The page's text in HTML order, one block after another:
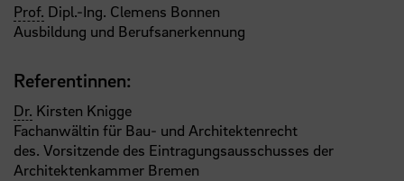
Prof. Dipl.-Ing. Clemens Bonnen
Ausbildung und Berufsanerkennung
Referentinnen:
Dr. Kirsten Knigge
Fachanwältin für Bau- und Architektenrecht
des. Vorsitzende des Eintragungsausschusses der
Architektenkammer Bremen